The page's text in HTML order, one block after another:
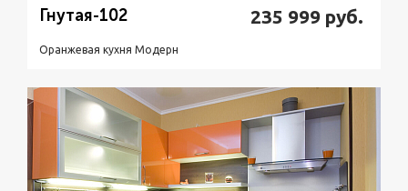
Гнутая-102 235 999 руб.
Оранжевая кухня Модерн
Подробнее Узнать стоимость